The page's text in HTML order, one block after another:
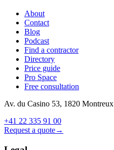
About
Contact
Blog
Podcast
Find a contractor
Directory
Price guide
Pro Space
Free consultation
Av. du Casino 53, 1820 Montreux
+41 22 335 91 00
Request a quote→